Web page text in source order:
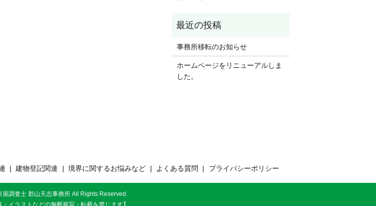
事務所移転のお知らせ
ホームページをリニューアルしま
した。
建物登記関連 境界に関するお悩みなど よくある質問 プライバシーポリシー
調査士 郡山天志事務所 All Rights Reserved.
・イラストなどの無断複写・転載を禁じます】